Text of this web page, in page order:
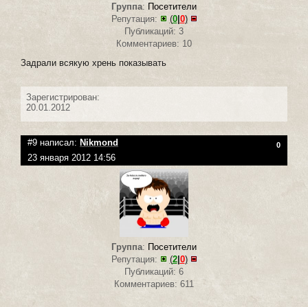
Группа: Посетители
Репутация:
(0| 0)
Публикаций: 3
Комментариев: 10
Задрали всякую хрень показывать
Зарегистрирован:
20.01.2012
#9 написал: Nikmond 0
23 января 2012 14:56
Группа: Посетители
Репутация:
(2| 0)
Публикаций: 6
Комментариев: 611